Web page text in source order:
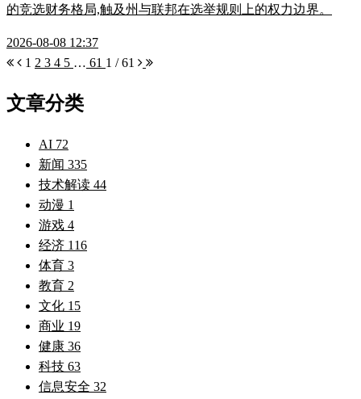
的竞选财务格局,触及州与联邦在选举规则上的权力边界。
2026-08-08 12:37
1 2 3 4 5 … 61 1 / 61
文章分类
AI 72
新闻 335
技术解读 44
动漫 1
游戏 4
经济 116
体育 3
教育 2
文化 15
商业 19
健康 36
科技 63
信息安全 32